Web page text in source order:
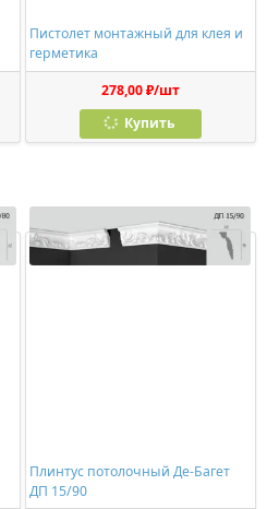
Пистолет монтажный для клея и
герметика
278,00 ₽/шт
Купить
Плинтус потолочный Де-Багет
ДП 15/90